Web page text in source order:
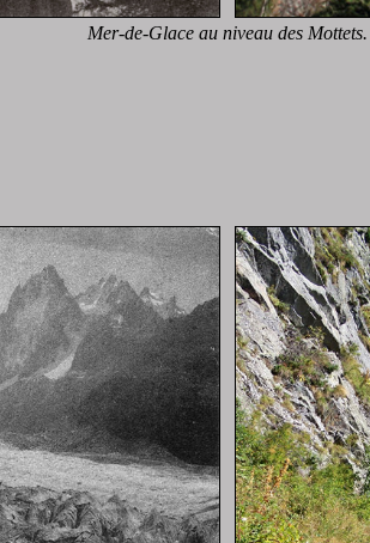
Mer-de-Glace au niveau des Mottets.